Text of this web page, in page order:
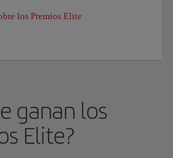
los Premios Elite
ganan los
Elite?